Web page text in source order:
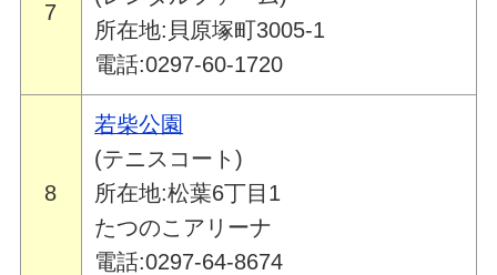
7
所在地:貝原塚町3005-1
電話:0297-60-1720
8
若柴公園
(テニスコート)
所在地:松葉6丁目1
たつのこアリーナ
電話:0297-64-8674